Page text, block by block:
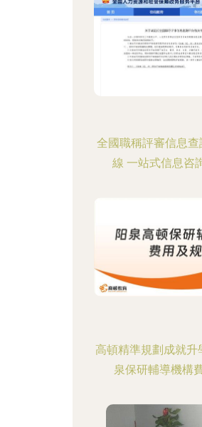
全國職稱評審信息
線 一站式信息咨
高頓精準規劃成就升
泉保研輔導機構